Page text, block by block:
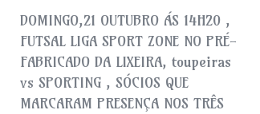
DOMINGO,21 OUTUBRO ÁS 14H20 ,
FUTSAL LIGA SPORT ZONE NO PRÉ-
FABRICADO DA LIXEIRA, toupeiras
vs SPORTING , SÓCIOS QUE
MARCARAM PRESENÇA NOS TRÊS